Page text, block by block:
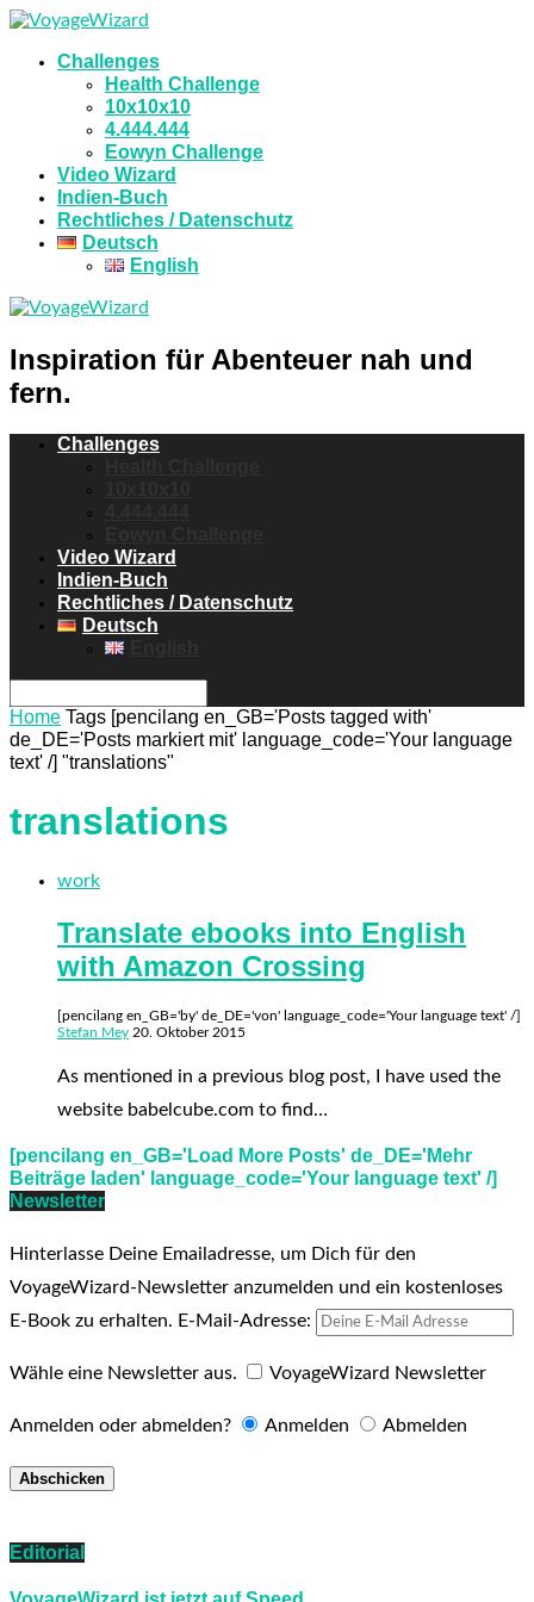
Challenges
Health Challenge
10x10x10
4.444.444
Eowyn Challenge
Video Wizard
Indien-Buch
Rechtliches / Datenschutz
Deutsch
English
Inspiration für Abenteuer nah und
fern.
Challenges
Video Wizard
Indien-Buch
Rechtliches / Datenschutz
Deutsch
Home Tags [pencilang en_GB='Posts tagged with'
de_DE='Posts markiert mit' language_code='Your language
text' /] "translations"
translations
work
Translate ebooks into English
with Amazon Crossing
[pencilang en_GB='by' de_DE='von' language_code='Your language text' /]
Stefan Mey 20. Oktober 2015
As mentioned in a previous blog post, I have used the
website babelcube.com to find…
[pencilang en_GB='Load More Posts' de_DE='Mehr
Beiträge laden' language_code='Your language text' /]
Newsletter
Hinterlasse Deine Emailadresse, um Dich für den
VoyageWizard-Newsletter anzumelden und ein kostenloses
E-Book zu erhalten. E-Mail-Adresse:
Wähle eine Newsletter aus. VoyageWizard Newsletter
Anmelden oder abmelden? Anmelden Abmelden
Editorial